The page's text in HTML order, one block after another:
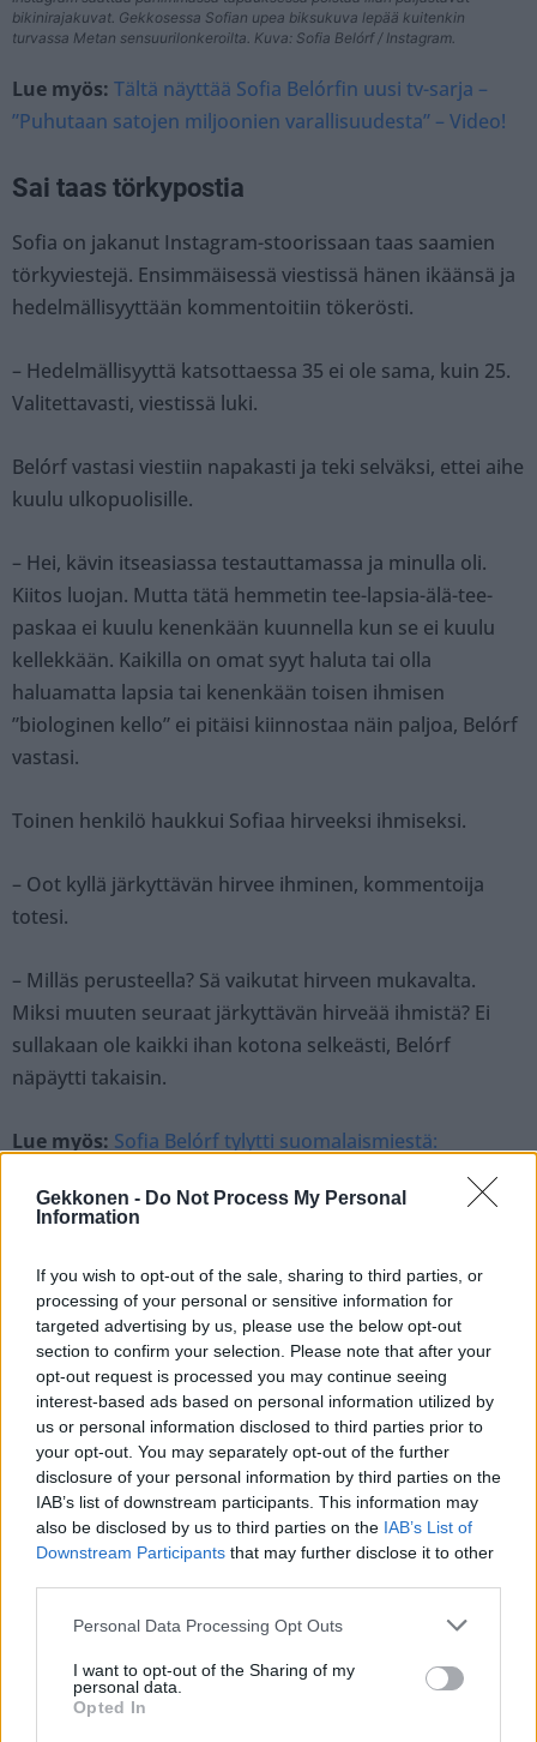
Gekkonen - Do Not Process My Personal
Information
If you wish to opt-out of the sale, sharing to third parties, or
processing of your personal or sensitive information for
targeted advertising by us, please use the below opt-out
section to confirm your selection. Please note that after your
opt-out request is processed you may continue seeing
interest-based ads based on personal information utilized by
us or personal information disclosed to third parties prior to
your opt-out. You may separately opt-out of the further
disclosure of your personal information by third parties on the
IAB’s list of downstream participants. This information may
also be disclosed by us to third parties on the IAB’s List of
Downstream Participants that may further disclose it to other
Personal Data Processing Opt Outs
I want to opt-out of the Sharing of my
personal data.
Opted In
bikinirajakuvat. Gekkosessa Sofian upea biksukuva lepää kuitenkin
turvassa Metan sensuurilonkeroilta. Kuva: Sofia Belórf / Instagram.
Lue myös: Tältä näyttää Sofia Belórfin uusi tv-sarja –
”Puhutaan satojen miljoonien varallisuudesta” – Video!
Sai taas törkypostia
Sofia on jakanut Instagram-stoorissaan taas saamien
törkyviestejä. Ensimmäisessä viestissä hänen ikäänsä ja
hedelmällisyyttään kommentoitiin tökerösti.
– Hedelmällisyyttä katsottaessa 35 ei ole sama, kuin 25.
Valitettavasti, viestissä luki.
Belórf vastasi viestiin napakasti ja teki selväksi, ettei aihe
kuulu ulkopuolisille.
– Hei, kävin itseasiassa testauttamassa ja minulla oli.
Kiitos luojan. Mutta tätä hemmetin tee-lapsia-älä-tee-
paskaa ei kuulu kenenkään kuunnella kun se ei kuulu
kellekkään. Kaikilla on omat syyt haluta tai olla
haluamatta lapsia tai kenenkään toisen ihmisen
”biologinen kello” ei pitäisi kiinnostaa näin paljoa, Belórf
vastasi.
Toinen henkilö haukkui Sofiaa hirveeksi ihmiseksi.
– Oot kyllä järkyttävän hirvee ihminen, kommentoija
totesi.
– Milläs perusteella? Sä vaikutat hirveen mukavalta.
Miksi muuten seuraat järkyttävän hirveää ihmistä? Ei
sullakaan ole kaikki ihan kotona selkeästi, Belórf
näpäytti takaisin.
Lue myös: Sofia Belórf tylytti suomalaismiestä:
Näytä tämä julkaisu Instagramissa